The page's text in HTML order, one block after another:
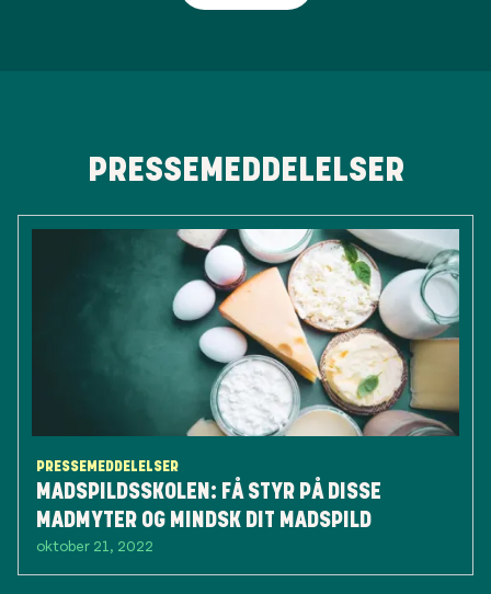
PRESSEMEDDELELSER
PRESSEMEDDELELSER
MADSPILDSSKOLEN: FÅ STYR PÅ DISSE
MADMYTER OG MINDSK DIT MADSPILD
oktober 21, 2022